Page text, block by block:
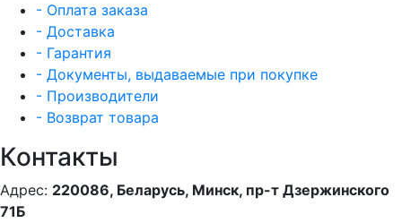
- Оплата заказа
- Доставка
- Гарантия
- Документы, выдаваемые при покупке
- Производители
- Возврат товара
Контакты
Адрес: 220086, Беларусь, Минск, пр-т Дзержинского
71Б